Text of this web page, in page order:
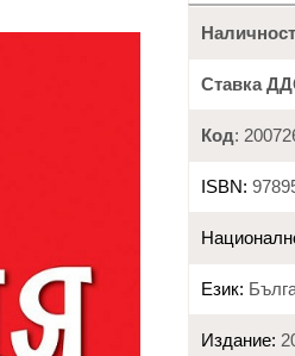
Наличност
Ставка
Код:
ISBN:
Език:
Издание: